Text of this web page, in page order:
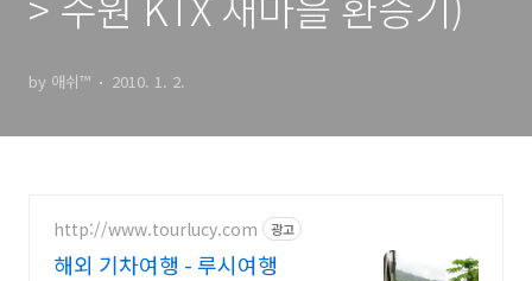
by 애쉬™ 2010. 1. 2.
http://www.tourlucy.com 광고
해외 기차여행 - 루시여행